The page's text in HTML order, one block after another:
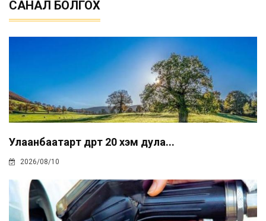
САНАЛ БОЛГОХ
Улаанбаатарт өдөртөө 20 хэм дула...
2026/08/10